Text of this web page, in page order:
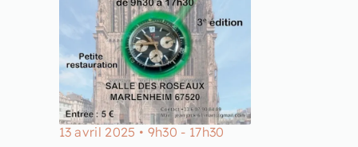
13 avril 2025 • 9h30 - 17h30